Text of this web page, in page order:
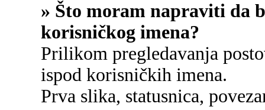
» Što moram napraviti da
korisničkog imena?
Prilikom pregledavanja
ispod korisničkih imena.
Prva slika, statusnica,